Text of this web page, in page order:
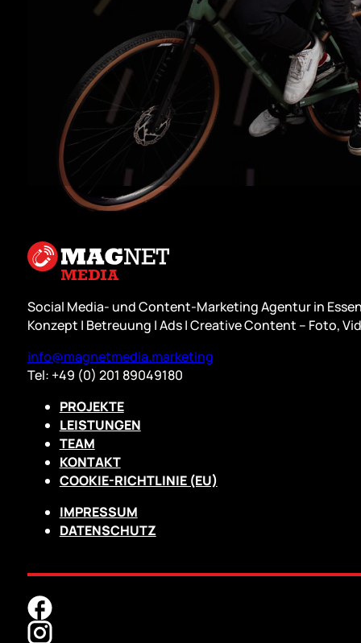
Social Media- und Content-Marketing Agentur in
Konzept | Betreuung | Ads | Creative Content – Foto,
info@magnetmedia.marketing
Tel: +49 (0) 201 89049180
PROJEKTE
LEISTUNGEN
TEAM
KONTAKT
COOKIE-RICHTLINIE (EU)
IMPRESSUM
DATENSCHUTZ